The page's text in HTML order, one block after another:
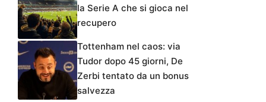
la Serie A che si gioca nel
recupero
Tottenham nel caos: via
Tudor dopo 45 giorni, De
Zerbi tentato da un bonus
salvezza